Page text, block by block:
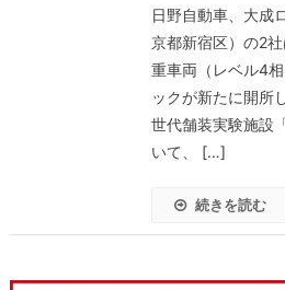
日野自動車、大成
京都新宿区）の2
重車両（レベル4
ックが新たに開所
世代舗装実験施設
いて、 […]
続きを読む